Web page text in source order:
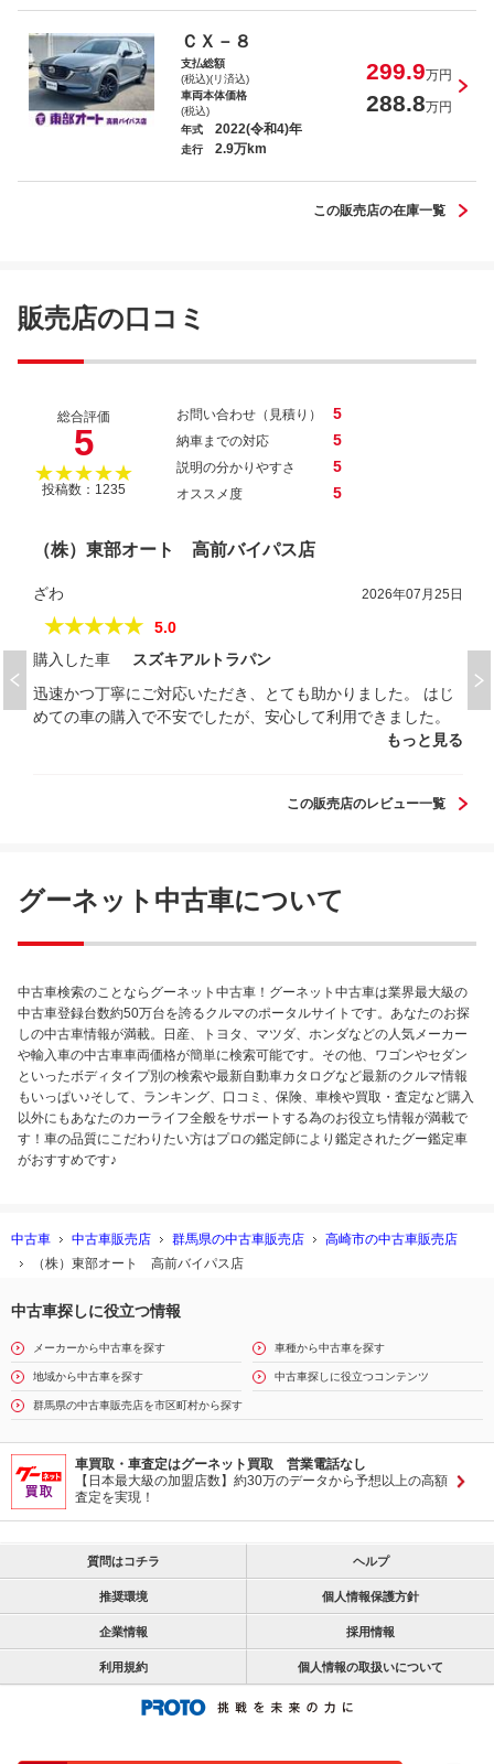
トール カスタムＧ リミテッド ＳＡ
ＩＩＩ
ＣＸ－８
支払総額
(税込)(リ済込)
299.9万円
車両本体価格
(税込)
288.8万円
年式 2022(令和4)年
走行 2.9万km
この販売店の在庫一覧
販売店の口コミ
総合評価
5
★★★★★
投稿数：1235
お問い合わせ（見積り） 5
納車までの対応 5
説明の分かりやすさ 5
オススメ度 5
（株）東部オート 高前バイパス店
ざわ 2026年07月25日
★★★★★
5.0
購入した車
スズキアルトラパン
迅速かつ丁寧にご対応いただき、とても助かりました。 はじ
めての車の購入で不安でしたが、安心して利用できました。
もっと見る
この販売店のレビュー一覧
グーネット中古車について
中古車検索のことならグーネット中古車！グーネット中古車は業界最大級の
中古車登録台数約50万台を誇るクルマのポータルサイトです。あなたのお探
しの中古車情報が満載。日産、トヨタ、マツダ、ホンダなどの人気メーカー
や輸入車の中古車車両価格が簡単に検索可能です。その他、ワゴンやセダン
といったボディタイプ別の検索や最新自動車カタログなど最新のクルマ情報
もいっぱい♪そして、ランキング、口コミ、保険、車検や買取・査定など購入
以外にもあなたのカーライフ全般をサポートする為のお役立ち情報が満載で
す！車の品質にこだわりたい方はプロの鑑定師により鑑定されたグー鑑定車
がおすすめです♪
中古車 中古車販売店 群馬県の中古車販売店
高崎市の中古車販売店
（株）東部オート 高前バイパス店
中古車探しに役立つ情報
メーカーから中古車を探す 車種から中古車を探す
地域から中古車を探す 中古車探しに役立つコンテンツ
群馬県の中古車販売店を市区町村から探す
車買取・車査定はグーネット買取 営業電話なし
【日本最大級の加盟店数】約30万のデータから予想以上の高額
査定を実現！
質問はコチラ ヘルプ
推奨環境 個人情報保護方針
企業情報 採用情報
利用規約 個人情報の取扱いについて